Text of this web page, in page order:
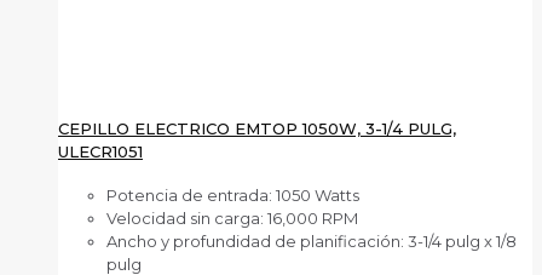
CEPILLO ELECTRICO EMTOP 1050W, 3-1/4 PULG,
ULECR1051
Potencia de entrada: 1050 Watts
Velocidad sin carga: 16,000 RPM
Ancho y profundidad de planificación: 3-1/4 pulg x 1/8
pulg